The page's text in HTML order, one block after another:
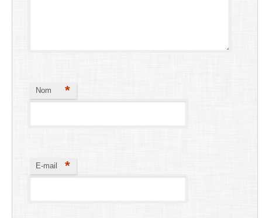
Nom *
E-mail *